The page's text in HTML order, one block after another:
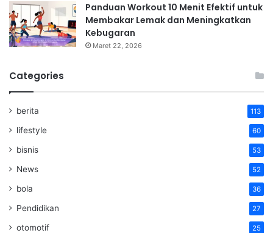
Panduan Workout 10 Menit Efektif untuk
Membakar Lemak dan Meningkatkan
Kebugaran
Maret 22, 2026
Categories
berita 113
lifestyle 60
bisnis 53
News 52
bola 36
Pendidikan 27
otomotif 25